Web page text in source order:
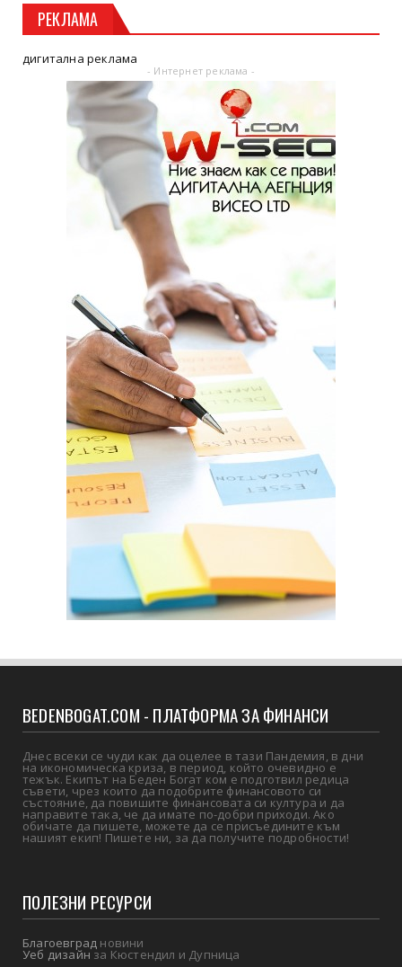
РЕКЛАМА
дигитална реклама
- Интернет реклама -
BEDENBOGAT.COM - ПЛАТФОРМА ЗА ФИНАНСИ
Днес всеки се чуди как да оцелее в тази Пандемия, в дни
на икономическа криза, в период, който очевидно е
тежък. Екипът на Беден Богат ком е подготвил редица
съвети, чрез които да подобрите финансовото си
състояние, да повишите финансовата си култура и да
направите така, че да имате по-добри приходи. Ако
обичате да пишете, можете да се присъедините към
нашият екип! Пишете ни, за да получите подробности!
ПОЛЕЗНИ РЕСУРСИ
Благоевград новини
Уеб дизайн за Кюстендил и Дупница